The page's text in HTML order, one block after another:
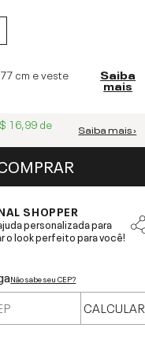
cm e veste Saiba
mais
16,99 de Saiba mais ›
SHOPPER
personalizada para
o look perfeito para você!
Não sabe seu CEP?
CALCULAR